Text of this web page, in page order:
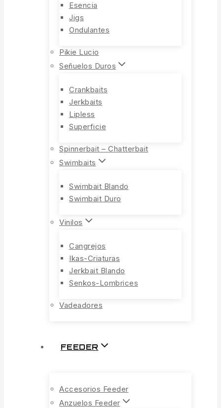
Esencia
Jigs
Ondulantes
Pikie Lucio
Señuelos Duros
Crankbaits
Jerkbaits
Lipless
Superficie
Spinnerbait – Chatterbait
Swimbaits
Swimbait Blando
Swimbait Duro
Vinilos
Cangrejos
Ikas-Criaturas
Jerkbait Blando
Senkos-Lombrices
Vadeadores
FEEDER
Accesorios Feeder
Anzuelos Feeder